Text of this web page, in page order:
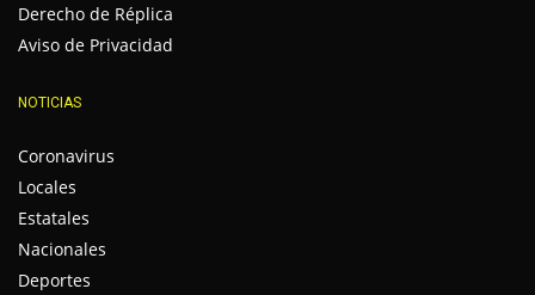
Derecho de Réplica
Aviso de Privacidad
NOTICIAS
Coronavirus
Locales
Estatales
Nacionales
Deportes